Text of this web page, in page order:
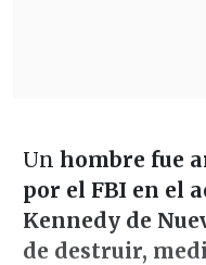
Un hombre fue
por el FBI en el
Kennedy de
de destruir,